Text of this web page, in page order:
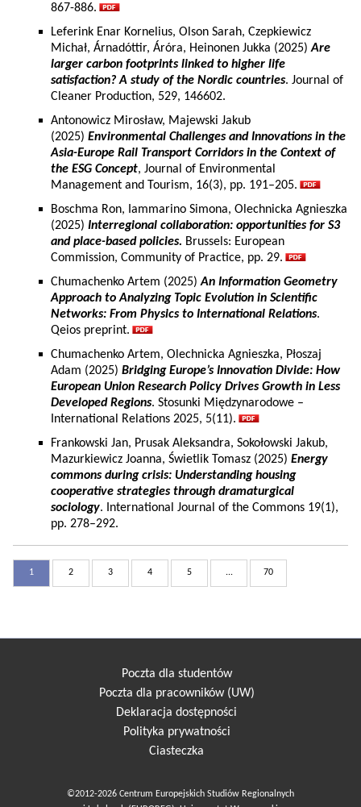
867-886.
Leferink Enar Kornelius, Olson Sarah, Czepkiewicz
Michał, Árnadóttir, Áróra, Heinonen Jukka (2025)Are
larger carbon footprints linked to higher life
satisfaction? A study of the Nordic countries. Journal of
Cleaner Production, 529, 146602.
Antonowicz Mirosław, Majewski Jakub
(2025) Environmental Challenges and Innovations in the
Asia-Europe Rail Transport Corridors in the Context of
the ESG Concept, Journal of Environmental
Management and Tourism, 16(3), pp. 191–205.
Boschma Ron, Iammarino Simona, Olechnicka Agnieszka
(2025) Interregional collaboration: opportunities for S3
and place-based policies. Brussels: European
Commission, Community of Practice, pp. 29.
Chumachenko Artem (2025)An Information Geometry
Approach to Analyzing Topic Evolution in Scientific
Networks: From Physics to International Relations.
Qeios preprint.
Chumachenko Artem, Olechnicka Agnieszka, Płoszaj
Adam (2025) Bridging Europe’s Innovation Divide: How
European Union Research Policy Drives Growth in Less
Developed Regions. Stosunki Międzynarodowe –
International Relations 2025, 5(11).
Frankowski Jan, Prusak Aleksandra, Sokołowski Jakub,
Mazurkiewicz Joanna, Świetlik Tomasz (2025) Energy
commons during crisis: Understanding housing
cooperative strategies through dramaturgical
sociology. International Journal of the Commons 19(1),
pp. 278–292.
1 2 3 4 5 ... 70
Poczta dla studentów
Poczta dla pracowników (UW)
Deklaracja dostępności
Polityka prywatności
Ciasteczka
©2012-2026 Centrum Europejskich Studiów Regionalnych